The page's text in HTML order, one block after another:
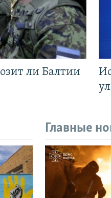
ли Балтии
Главные